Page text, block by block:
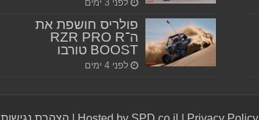
לפני 3 ימים
פולריס חושפת את
ה־RZR PRO R
BOOST טורבו
לפני 4 ימים